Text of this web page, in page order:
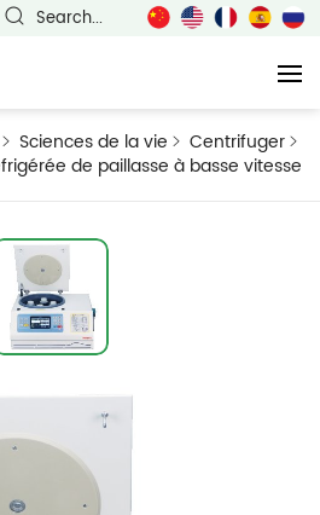
Search...
Sciences de la vie
Centrifuger
de paillasse à basse vitesse